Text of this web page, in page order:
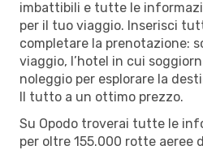
imbattibili e tutte le
per il tuo viaggio. Inserisci
completare la prenotazione:
viaggio, l’hotel in cui
noleggio per esplorare la
Il tutto a un ottimo prezzo.
Su Opodo troverai tutte le
per oltre 155.000 rotte aeree